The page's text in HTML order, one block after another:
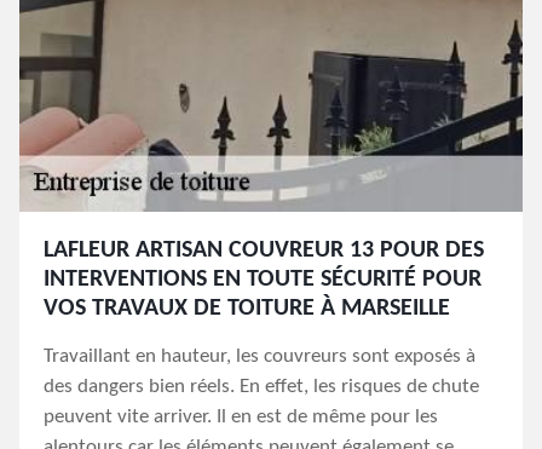
LAFLEUR ARTISAN COUVREUR 13 POUR DES
INTERVENTIONS EN TOUTE SÉCURITÉ POUR
VOS TRAVAUX DE TOITURE À MARSEILLE
Travaillant en hauteur, les couvreurs sont exposés à
des dangers bien réels. En effet, les risques de chute
peuvent vite arriver. Il en est de même pour les